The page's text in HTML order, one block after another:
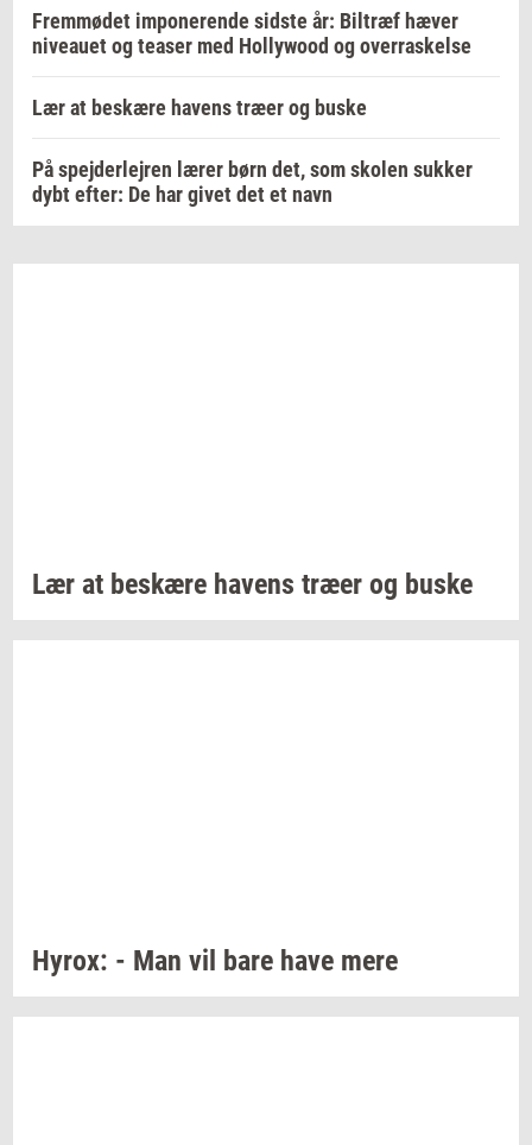
Fremmødet imponerende sidste år: Biltræf hæver
niveauet og teaser med Hollywood og overraskelse
Lær at beskære havens træer og buske
På spejderlejren lærer børn det, som skolen sukker
dybt efter: De har givet det et navn
Lær at be­skæ­re ha­vens træer og buske
Hyrox: - Man vil bare have mere